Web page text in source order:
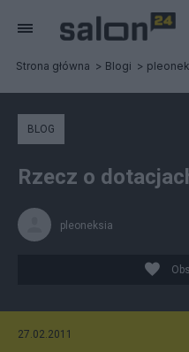
Strona główna Blogi
BLOG
Rzecz o
pleoneksia
27.02.2011